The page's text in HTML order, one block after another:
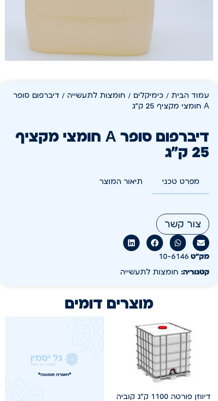
עמוד הבית / כימיקלים / חומצות לתעשייה / דיברפום סופר
A חומצי מקציף 25 ק"ג
דיברפום סופר A חומצי מקציף
25 ק"ג
מפרט טכני תיאור המוצר
צור קשר
מק״ט 10-6146
קטגוריה: חומצות לתעשייה
מוצרים דומים
דיווזן פורטה 1100 ק"ג קוביה